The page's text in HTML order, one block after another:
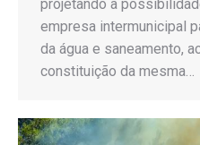
projetando a
empresa intermunicipal
da água e saneamento,
constituição da mesma…